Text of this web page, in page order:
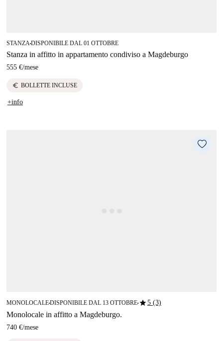
STANZA■DISPONIBILE DAL 01 OTTOBRE
Stanza in affitto in appartamento condiviso a Magdeburgo
555 €/mese
euro BOLLETTE INCLUSE
+info
MONOLOCALE■DISPONIBILE DAL 13 OTTOBRE■star5 (3)
Monolocale in affitto a Magdeburgo.
740 €/mese